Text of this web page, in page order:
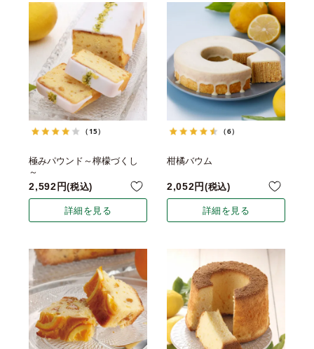
（15）
極みパウンド～檸檬づくし
～
2,592 税込
詳細を見る
（6）
柑橘バウム
2,052 税込
詳細を見る